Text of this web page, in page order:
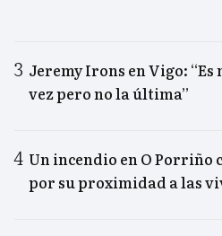
Jeremy Irons en Vigo:
vez pero no la última”
Un incendio en O Porriño
por su proximidad a las